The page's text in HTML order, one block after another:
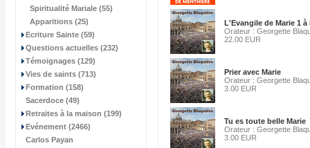
Spiritualité Mariale (55)
Apparitions (25)
Ecriture Sainte (59)
Questions actuelles (232)
Témoignages (129)
Vies de saints (713)
Formation (158)
Sacerdoce (49)
Retraites à la maison (199)
Evénement (2466)
Carlos Payan
L'Evangile de Marie 1 à
Orateur : Georgette
22.00 EUR
Prier avec Marie
Orateur : Georgette
3.00 EUR
Tu es toute belle Marie
Orateur : Georgette
3.00 EUR